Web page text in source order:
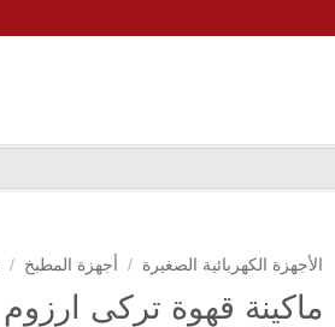
الأجهزة الكهربائية الصغيرة / أجهزة المطبخ /